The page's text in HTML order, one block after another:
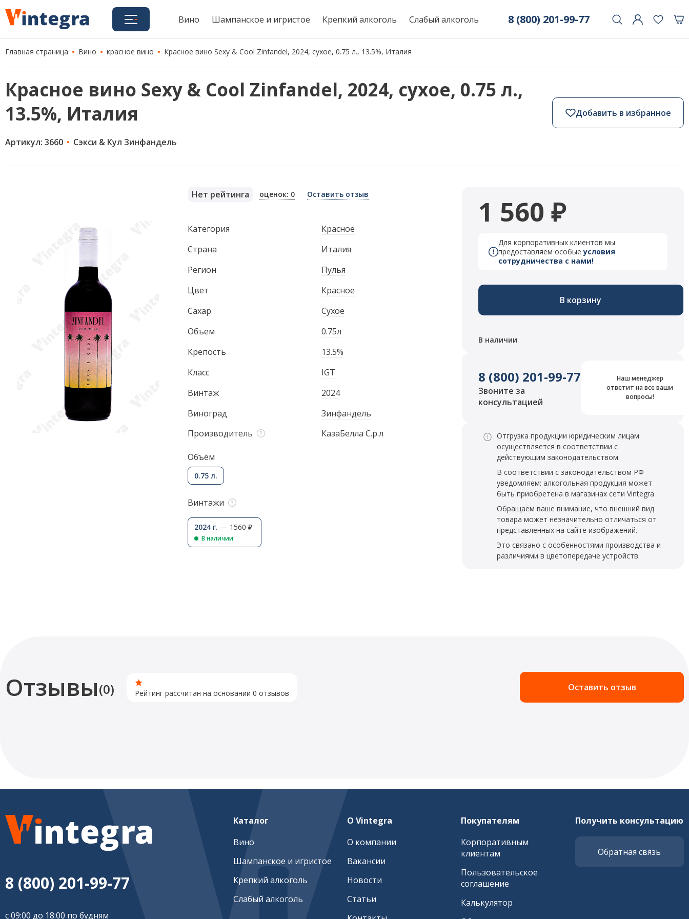
Вино Шампанское и игристое Крепкий алкоголь Слабый алкоголь 8 (800) 201-99-77
Главная страница Вино красное вино Красное вино Sexy & Cool Zinfandel, 2024, сухое, 0.75 л., 13.5%, Италия
Красное вино Sexy & Cool Zinfandel, 2024, сухое, 0.75 л.,
13.5%, Италия
Артикул: 3660 Сэкси & Кул Зинфандель
Добавить в избранное
Нет рейтинга оценок: 0 Оставить отзыв
Категория
Красное
Страна
Италия
Регион
Пулья
Цвет
Красное
Сахар
Сухое
Объем
0.75л
Крепость
13.5%
Класс
IGT
Винтаж
2024
Виноград
Зинфандель
Производитель
КазаБелла С.р.л
Объём
0.75 л.
Винтажи
2024 г. — 1560 ₽
В наличии
1 560 ₽
Для корпоративных клиентов мы
предоставляем особыеусловия
сотрудничества с нами!
В корзину
В наличии
8 (800) 201-99-77
Звоните за
консультацией
Наш менеджер
ответит на все ваши
вопросы!
Отгрузка продукции юридическим лицам
осуществляется в соответствии с
действующим законодательством.
В соответствии с законодательством РФ
уведомляем: алкогольная продукция может
быть приобретена в магазинах сети Vintegra
Обращаем ваше внимание, что внешний вид
товара может незначительно отличаться от
представленных на сайте изображений.
Это связано с особенностями производства и
различиями в цветопередаче устройств.
Отзывы(0) Рейтинг рассчитан на основании 0 отзывов Оставить отзыв
8 (800) 201-99-77
с 09:00 до 18:00 по будням
Каталог
Вино
Шампанское и игристое
Крепкий алкоголь
Слабый алкоголь
О Vintegra
О компании
Вакансии
Новости
Статьи
Покупателям
Корпоративным
клиентам
Пользовательское
соглашение
Калькулятор
Получить консультацию
Обратная связь